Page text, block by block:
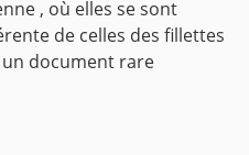
, où elles se sont
de celles des fillettes
un document rare